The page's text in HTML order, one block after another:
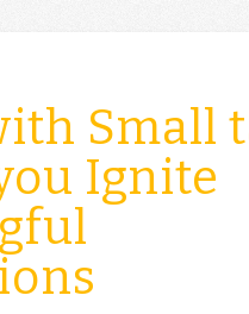
Small
Ignite